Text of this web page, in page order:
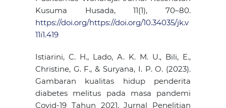
Kusuma Husada, 11(1), 70–80.
https://doi.org/https://doi.org/10.34035/jk.v
11i1.419
Istiarini, C. H., Lado, A. K. M. U., Bili, E.,
Christine, G. F., & Suryana, I. P. O. (2023).
Gambaran kualitas hidup penderita
diabetes melitus pada masa pandemi
Covid-19 Tahun 2021. Jurnal Penelitian